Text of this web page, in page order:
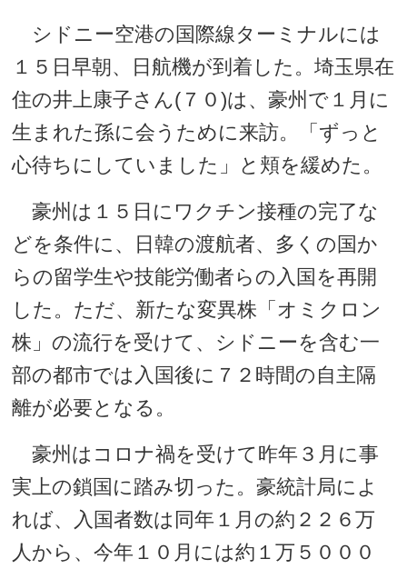
シドニー空港の国際線ターミナルには
１５日早朝、日航機が到着した。埼玉県在
住の井上康子さん(７０)は、豪州で１月に
生まれた孫に会うために来訪。「ずっと
心待ちにしていました」と頬を緩めた。
豪州は１５日にワクチン接種の完了な
どを条件に、日韓の渡航者、多くの国か
らの留学生や技能労働者らの入国を再開
した。ただ、新たな変異株「オミクロン
株」の流行を受けて、シドニーを含む一
部の都市では入国後に７２時間の自主隔
離が必要となる。
豪州はコロナ禍を受けて昨年３月に事
実上の鎖国に踏み切った。豪統計局によ
れば、入国者数は同年１月の約２２６万
人から、今年１０月には約１万５０００